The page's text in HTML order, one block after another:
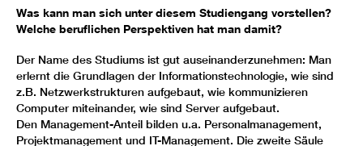
Was kann man sich unter diesem Studiengang vorstellen?
Welche beruflichen Perspektiven hat man damit?
Der Name des Studiums ist gut auseinanderzunehmen: Man
erlernt die Grundlagen der Informationstechnologie, wie sind
z.B. Netzwerkstrukturen aufgebaut, wie kommunizieren
Computer miteinander, wie sind Server aufgebaut.
Den Management-Anteil bilden u.a. Personalmanagement,
Projektmanagement und IT-Management. Die zweite Säule